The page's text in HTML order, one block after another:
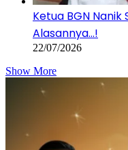
Ketua BGN Nanik
Alasannya…!
22/07/2026
Show More